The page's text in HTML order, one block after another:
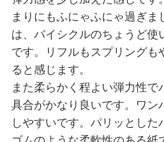
まりにもふにゃふにゃ過ぎま
は、バイシクルのちょうど使
です。リフルもスプリング
ると感じます。
また柔らかく程よい弾力性
具合がかなり良いです。ワン
しやすいです。パリッとし